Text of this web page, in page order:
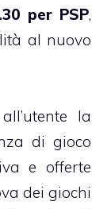
per PSP,
al nuovo
la
di gioco
e offerte
dei giochi